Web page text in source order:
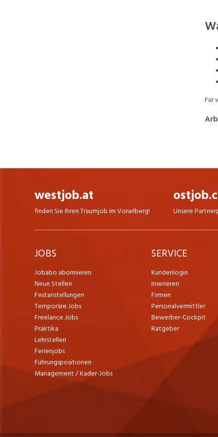
Für
westjob.at
finden Sie Ihren Traumjob im Vorarlberg! Unsere
JOBS
Jobabo abonnieren
Neue Stellen
Festanstellungen
Temporäre Jobs
Freelance Jobs
Praktika
Lehrstellen
Ferienjobs
Führungspositionen
Management / Kader-Jobs
SERVICE
Kundenlogin
Inserieren
Firmen
Personalvermittler
Bewerber-Cockpit
Ratgeber